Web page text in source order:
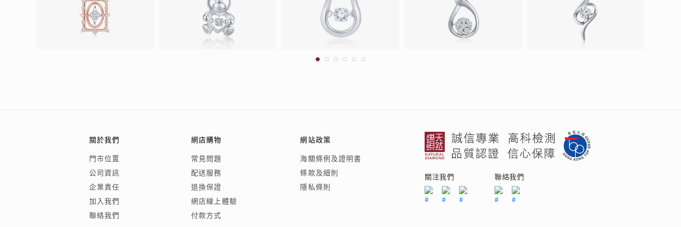
關於我們
門市位置
公司資訊
企業責任
加入我們
聯絡我們
網店購物
常見問題
配送服務
退換保證
網店線上體驗
付款方式
網站政策
海關條例及證明書
條款及細則
隱私條則
關注我們 聯絡我們